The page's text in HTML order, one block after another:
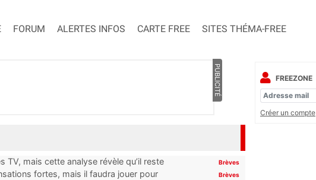
FORUM ALERTES INFOS CARTE FREE SITES THÉMA-FREE
PUBLICITÉ
mais cette analyse révèle qu’il reste
Brèves
fortes, mais il faudra jouer pour
Brèves
FREEZONE
Créer un compte